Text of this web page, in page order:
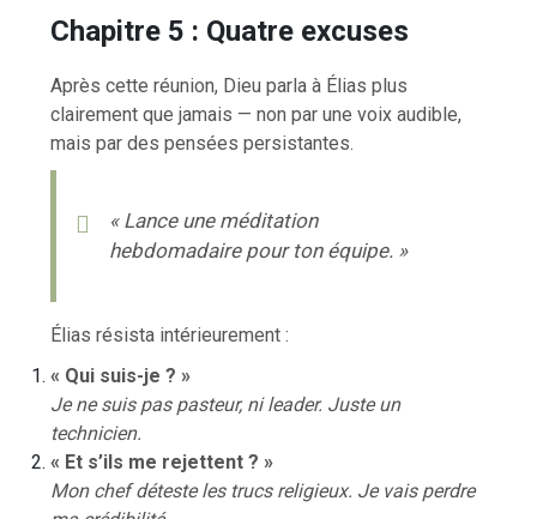
Chapitre 5 : Quatre excuses
Après cette réunion, Dieu parla à Élias plus
clairement que jamais — non par une voix audible,
mais par des pensées persistantes.
« Lance une méditation
hebdomadaire pour ton équipe. »
Élias résista intérieurement :
« Qui suis-je ? »
Je ne suis pas pasteur, ni leader. Juste un
technicien.
« Et s’ils me rejettent ? »
Mon chef déteste les trucs religieux. Je vais perdre